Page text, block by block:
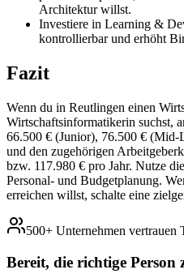
Architektur willst.
Investiere in Learning &
kontrollierbar und erhöht
Fazit
Wenn du in Reutlingen einen
Wirtschaftsinformatikerin suchst,
66.500 € (Junior), 76.500 €
und den zugehörigen
bzw. 117.980 € pro Jahr. Nutze
Personal- und Budgetplanung.
erreichen willst, schalte eine
500+ Unternehmen vertrauen
Bereit, die richtige Person